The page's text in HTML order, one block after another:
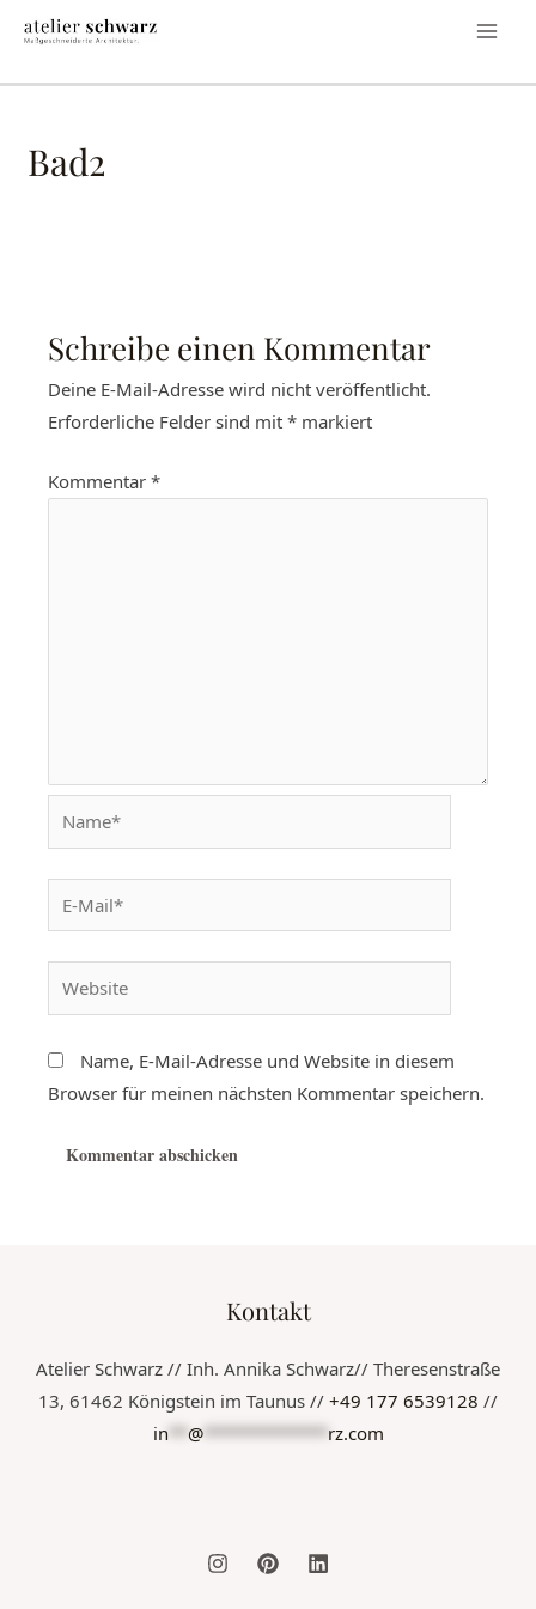
Bad2
Schreibe einen Kommentar
Deine E-Mail-Adresse wird nicht veröffentlicht.
Erforderliche Felder sind mit* markiert
Kommentar*
Name, E-Mail-Adresse und Website in diesem
Browser für meinen nächsten Kommentar speichern.
Kontakt
Atelier Schwarz // Inh. Annika Schwarz// Theresenstraße
13, 61462 Königstein im Taunus // +49 177 6539128 //
in ** @************* rz.com